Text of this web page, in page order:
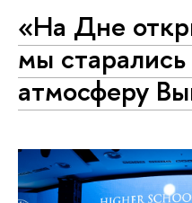
«На Дне
мы
атмосферу